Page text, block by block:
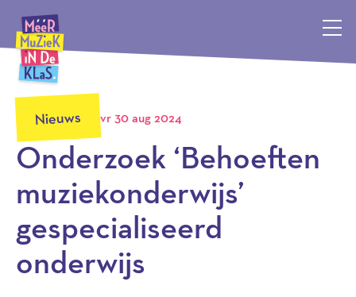
Méér Muziek in de Klas, terug naar de homepagina
Nieuws vr 30 aug 2024
Onderzoek ‘Behoeften
muziekonderwijs’
gespecialiseerd
onderwijs